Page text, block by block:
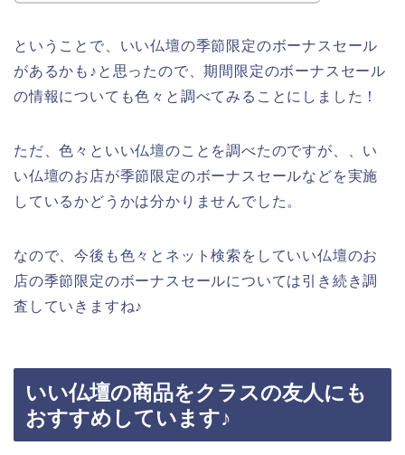
ということで、いい仏壇の季節限定のボーナスセール
があるかも♪と思ったので、期間限定のボーナスセール
の情報についても色々と調べてみることにしました！
ただ、色々といい仏壇のことを調べたのですが、、い
い仏壇のお店が季節限定のボーナスセールなどを実施
しているかどうかは分かりませんでした。
なので、今後も色々とネット検索をしていい仏壇のお
店の季節限定のボーナスセールについては引き続き調
査していきますね♪
いい仏壇の商品をクラスの友人にも
おすすめしています♪